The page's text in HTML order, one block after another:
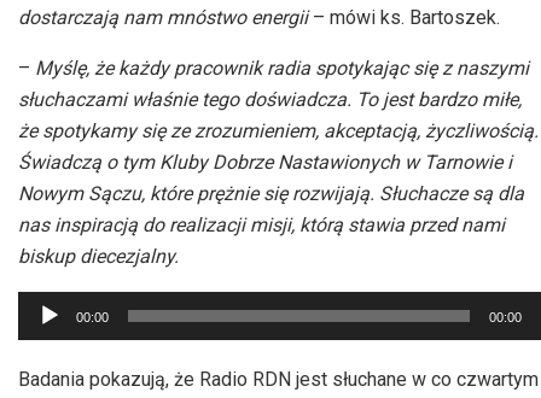
dostarczają nam mnóstwo energii– mówi ks. Bartoszek.
– Myślę, że każdy pracownik radia spotykając się z naszymi
słuchaczami właśnie tego doświadcza. To jest bardzo miłe,
że spotykamy się ze zrozumieniem, akceptacją, życzliwością.
Świadczą o tym Kluby Dobrze Nastawionych w Tarnowie i
Nowym Sączu, które prężnie się rozwijają. Słuchacze są dla
nas inspiracją do realizacji misji, którą stawia przed nami
biskup diecezjalny.
Odtwarzacz
plików
dźwiękowych
00:00 00:00
Badania pokazują, że Radio RDN jest słuchane w co czwartym